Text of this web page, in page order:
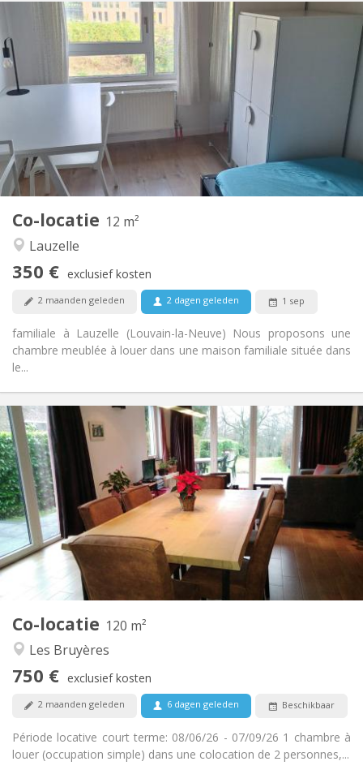
Co-locatie 12 m²
Lauzelle
350 € exclusief kosten
2 maanden geleden 2 dagen geleden 1 sep
familiale à Lauzelle (Louvain-la-Neuve) Nous proposons une
chambre meublée à louer dans une maison familiale située dans
le...
Praktische Informatie
10 maanden, 5-6 maanden, 3-4 maanden
Nee
Inrichting
Badkamer:
Gemeenschappelijk
Keuken:
Gemeenschappelijk
Oppervlakte:
12 m
Private kamers:
Co-locatie 120 m²
Les Bruyères
750 € exclusief kosten
2 maanden geleden 6 dagen geleden Beschikbaar
Période locative court terme: 08/06/26 - 07/09/26 1 chambre à
louer (occupation simple) dans une colocation de 2 personnes,...
Praktische Informatie
Huur:
750 €
Kosten:
50 €
Duur:
3-4 maanden, zomervakantie
Domiciliëring:
Nee
Inrichting
Badkamer:
Privaat
Keuken:
Gemeenschappelijk
Oppervlakte:
120 m
Private kamers:
2